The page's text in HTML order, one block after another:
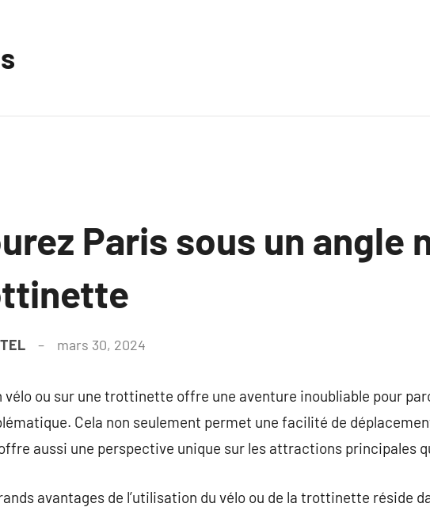
Paris sous un angle
mars 30, 2024
vélo ou sur une trottinette offre une aventure inoubliable pour
Cela non seulement permet une facilité de
aussi une perspective unique sur les attractions principales
avantages de l’utilisation du vélo ou de la trottinette réside